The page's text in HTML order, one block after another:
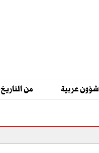
شؤون عربية من التاريخ